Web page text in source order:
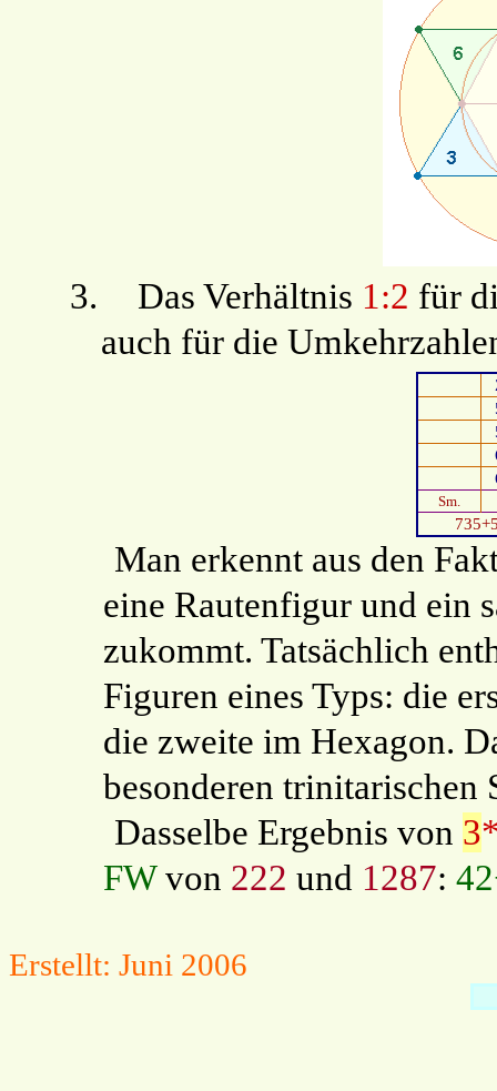
3. Das Verhältnis 1:2 für
auch für die
Sm.
Man erkennt aus den
eine Rautenfigur und ein
zukommt. Tatsächlich
Figuren eines Typs: die
die zweite im Hexagon.
besonderen trinitarischen
Dasselbe Ergebnis von 3
FWvon 222 und 1287:
Erstellt: Juni 2006